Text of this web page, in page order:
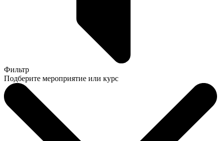
Фильтр
Подберите мероприятие или курс